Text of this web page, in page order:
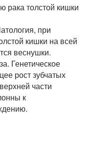
рака толстой кишки
при
кишки на всей
веснушки.
Генетическое
рост зубчатых
части
к